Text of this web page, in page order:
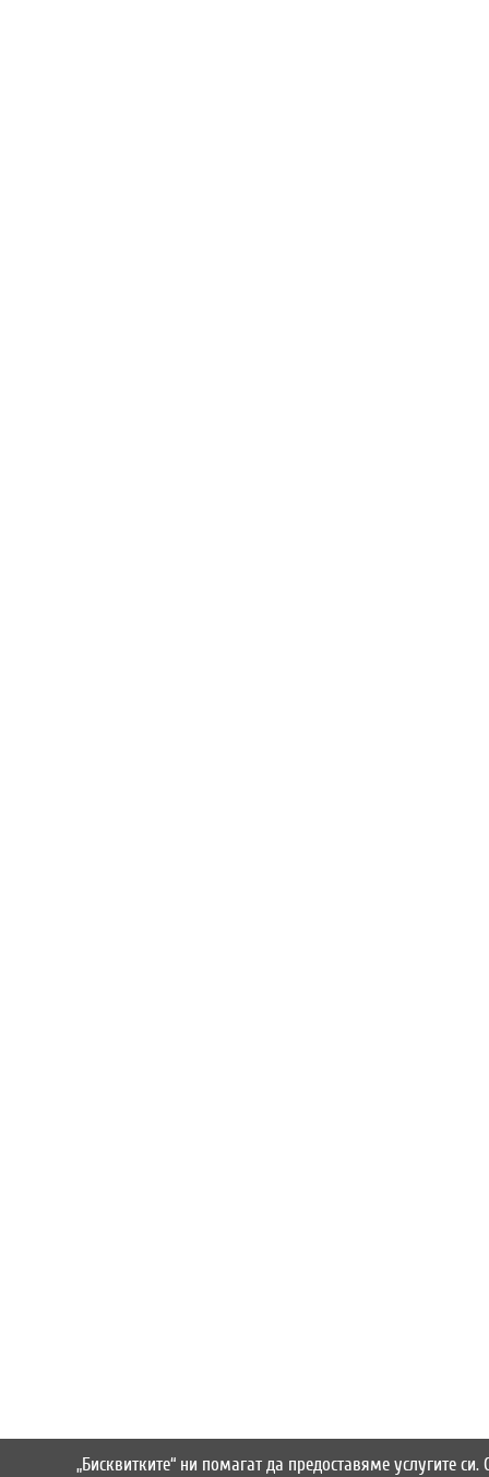
„Бисквитките“ ни помагат да предоставяме услугите